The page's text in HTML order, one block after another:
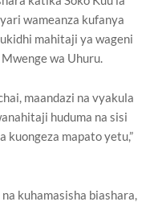
wameanza kufanya
mahitaji ya wageni
wa Uhuru.
maandazi na vyakula
huduma na sisi
kuongeza mapato yetu,”
kuhamasisha biashara,